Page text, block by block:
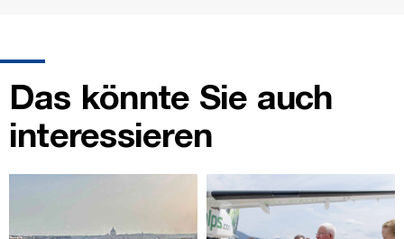
Das könnte Sie auch
interessieren